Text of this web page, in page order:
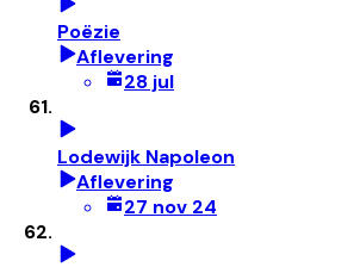
Poëzie
Aflevering
28 jul
Lodewijk Napoleon
Aflevering
27 nov 24